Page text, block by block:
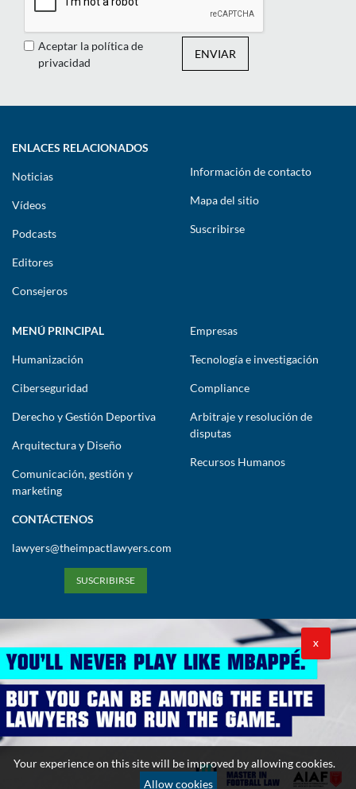
Aceptar la política de
privacidad
ENVIAR
ENLACES RELACIONADOS
Noticias
Vídeos
Podcasts
Editores
Consejeros
Información de contacto
Mapa del sitio
Suscribirse
MENÚ PRINCIPAL
Humanización
Ciberseguridad
Derecho y Gestión Deportiva
Arquitectura y Diseño
Comunicación, gestión y
marketing
Empresas
Tecnología e investigación
Compliance
Arbitraje y resolución de
disputas
Recursos Humanos
CONTÁCTENOS
lawyers@theimpactlawyers.com
SUSCRIBIRSE
Política de privacidad Política de cookies
Términos y condiciones
Copyright 2026. Powered by Impact Lawyers
X
Your experience on this site will be improved by allowing cookies.
Allow cookies